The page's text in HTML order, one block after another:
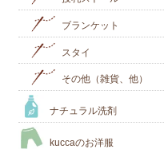
ブランケット
スタイ
その他（雑貨、他）
ナチュラル洗剤
kuccaのお洋服